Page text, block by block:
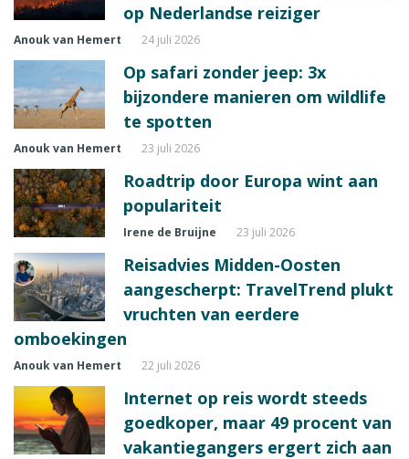
op Nederlandse reiziger
Anouk van Hemert 24 juli 2026
Op safari zonder jeep: 3x
bijzondere manieren om wildlife
te spotten
Anouk van Hemert 23 juli 2026
Roadtrip door Europa wint aan
populariteit
Irene de Bruijne 23 juli 2026
Reisadvies Midden-Oosten
aangescherpt: TravelTrend plukt
vruchten van eerdere
omboekingen
Anouk van Hemert 22 juli 2026
Internet op reis wordt steeds
goedkoper, maar 49 procent van
vakantiegangers ergert zich aan